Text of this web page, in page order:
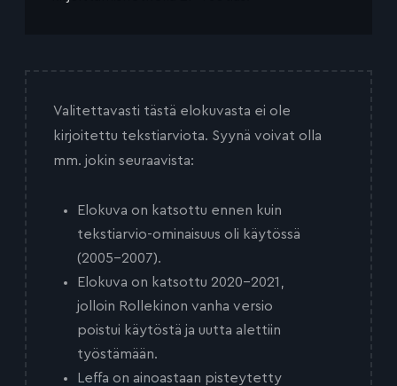
Valitettavasti tästä elokuvasta ei ole
kirjoitettu tekstiarviota. Syynä voivat olla
mm. jokin seuraavista:
Elokuva on katsottu ennen kuin
tekstiarvio-ominaisuus oli käytössä
(2005-2007).
Elokuva on katsottu 2020-2021,
jolloin Rollekinon vanha versio
poistui käytöstä ja uutta alettiin
työstämään.
Leffa on ainoastaan pisteytetty